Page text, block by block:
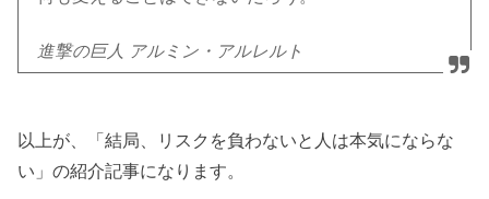
進撃の巨人 アルミン・アルレルト
以上が、「結局、リスクを負わないと人は本気にならな
い」の紹介記事になります。